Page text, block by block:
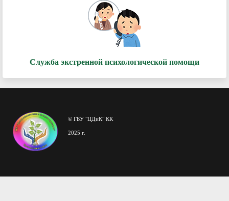
Служба экстренной психологической помощи
© ГБУ "ЦДиК" КК
2025 г.